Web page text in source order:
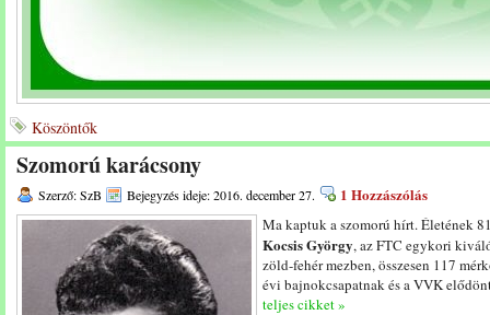
Köszöntők
Szomorú karácsony
Szerző: SzB Bejegyzés ideje: 2016. december 27. 1 Hozzászólás
Ma kaptuk a szomorú hírt. Életének
Kocsis György, az FTC egykori
zöld-fehér mezben, összesen 117
évi bajnokcsapatnak és a VVK
teljes cikket »